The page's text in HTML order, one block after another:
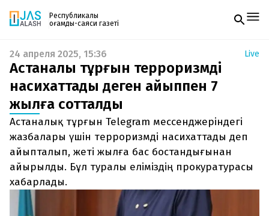
Республикалық
қоғамдық-саяси газеті
Жаңалықтар
Спорт
Live
Руханият
Аймақ
Архив
Заң және тәртіп
Редакциямен байланыс
+7 708 604 51 06
Жарнама бөлімі
+7 701 220 64 52
Пошта
zhasalash100@gmail.com
Газетке жазылу
PDF форматтағы газетті ай сайын электронды
поштаңызға алып отырыңыз. Жаңа нөмір
шыққан сәтте сізге бірден жіберіледі. Тек email
енгізіңіз, біз қалғанын өзіміз жібереміз.
24 апреля 2025, 15:36 Live
Астаналық тұрғын терроризмді
насихаттады деген айыппен 7
жылға сотталды
Астаналық тұрғын Telegram мессенджеріндегі
жазбалары үшін терроризмді насихаттады деп
айыпталып, жеті жылға бас бостандығынан
айырылды. Бұл туралы еліміздің прокуратурасы
хабарлады.